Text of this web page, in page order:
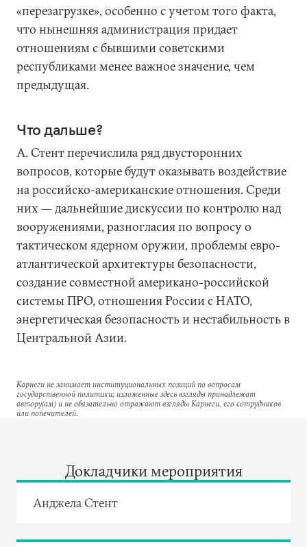
«перезагрузке», особенно с учетом того факта,
что нынешняя администрация придает
отношениям с бывшими советскими
республиками менее важное значение, чем
предыдущая.
Что дальше?
А. Стент перечислила ряд двусторонних
вопросов, которые будут оказывать воздействие
на российско-американские отношения. Среди
них — дальнейшие дискуссии по контролю над
вооружениями, разногласия по вопросу о
тактическом ядерном оружии, проблемы евро-
атлантической архитектуры безопасности,
создание совместной американо-российской
системы ПРО, отношения России с НАТО,
энергетическая безопасность и нестабильность в
Центральной Азии.
Карнеги не занимает институциональных позиций по вопросам
государственной политики; изложенные здесь взгляды принадлежат
автору(ам) и не обязательно отражают взгляды Карнеги, его сотрудников
или попечителей.
Докладчики мероприятия
Анджела Стент